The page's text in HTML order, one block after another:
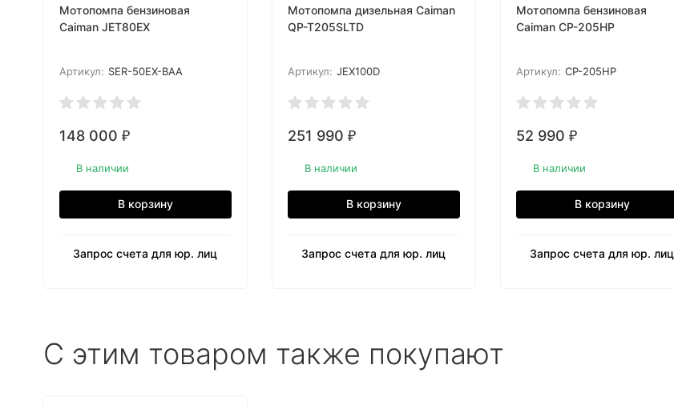
Мотопомпа бензиновая
Caiman JET80EX
Артикул: SER-50EX-BAA
148 000 ₽
В наличии
В корзину
Запрос счета для юр. лиц
Мотопомпа дизельная Caiman
QP-T205SLTD
Артикул: JEX100D
251 990 ₽
В наличии
В корзину
Запрос счета для юр. лиц
Мотопомпа бензиновая
Caiman CP-205HP
Артикул: CP-205HP
52 990 ₽
В наличии
В корзину
Запрос счета для юр. лиц
C этим товаром также покупают